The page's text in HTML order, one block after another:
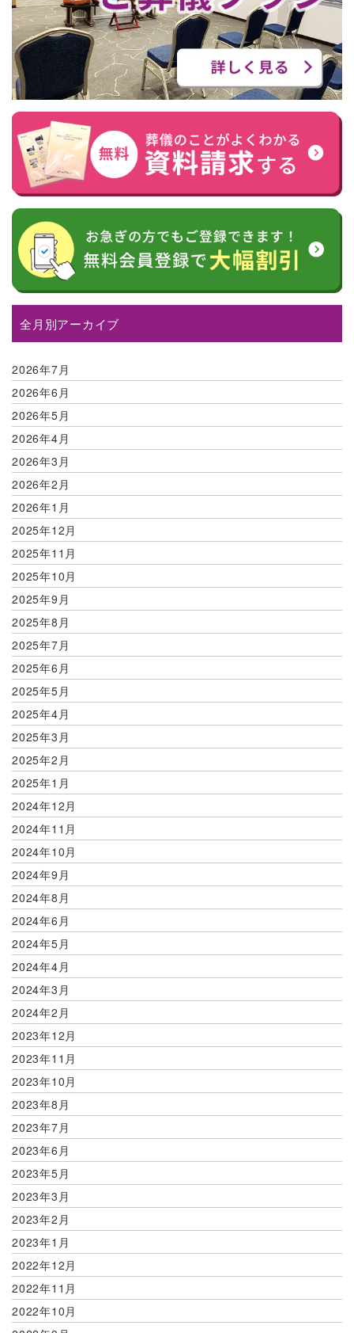
全月別アーカイブ
2026年7月
2026年6月
2026年5月
2026年4月
2026年3月
2026年2月
2026年1月
2025年12月
2025年11月
2025年10月
2025年9月
2025年8月
2025年7月
2025年6月
2025年5月
2025年4月
2025年3月
2025年2月
2025年1月
2024年12月
2024年11月
2024年10月
2024年9月
2024年8月
2024年6月
2024年5月
2024年4月
2024年3月
2024年2月
2023年12月
2023年11月
2023年10月
2023年8月
2023年7月
2023年6月
2023年5月
2023年3月
2023年2月
2023年1月
2022年12月
2022年11月
2022年10月